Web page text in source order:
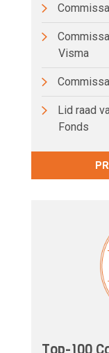
Visma
Lid raad
Fonds